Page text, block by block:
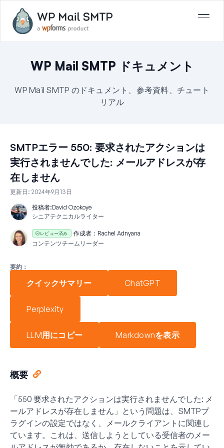
WP Mail SMTP ドキュメント
WP Mail SMTP のドキュメント、参考資料、チュート
リアル
SMTPエラー 550: 要求されたアクションは
実行されませんでした: メールアドレスが存
在しません
更新日: 2024年9月13日
投稿者:David Ozokoye
シニアテクニカルライター
レビュー済み 作成者： Rachel Adnyana
コンテンツチームリーダー
要約：
クイックサマリー ChatGPT
Perplexity
LLM用にコピー Markdownを表示
概要
「550 要求されたアクションは実行されませんでした: メ
ールアドレスが存在しません」という問題は、SMTPプ
ラグインの設定ではなく、メールクライアントに関連し
ています。これは、送信しようとしている受信者のメー